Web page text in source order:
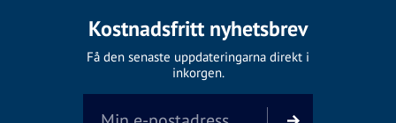
Kostnadsfritt nyhetsbrev
Få den senaste uppdateringarna direkt i
inkorgen.